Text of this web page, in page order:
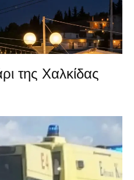
της Χαλκίδας